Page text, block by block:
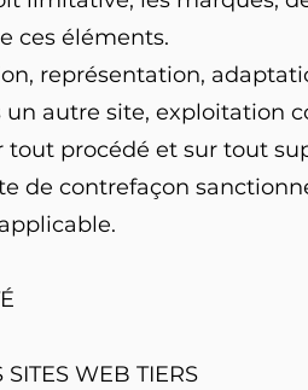
ces éléments.
représentation,
autre site, exploitation
tout procédé et sur tout
de contrefaçon
SITES WEB TIERS